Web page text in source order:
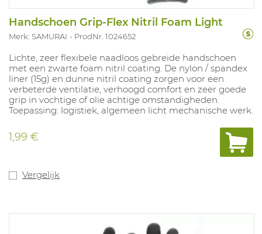
Handschoen Grip-Flex Nitril Foam Light
Merk: SAMURAI ProdNr. 1024652
Lichte, zeer flexibele naadloos gebreide handschoen
met een zwarte foam nitril coating. De nylon / spandex
liner (15g) en dunne nitril coating zorgen voor een
verbeterde ventilatie, verhoogd comfort en zeer goede
grip in vochtige of olie achtige omstandigheden.
Toepassing: logistiek, algemeen licht mechanische werk.
1,99 €
Vergelijk